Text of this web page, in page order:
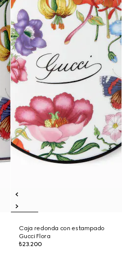
Caja redonda con estampado
Gucci Flora
₺23.200